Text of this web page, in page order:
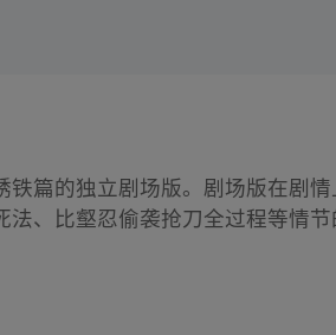
铁篇的独立剧场版。剧场版在剧
、比壑忍偷袭抢刀全过程等情节